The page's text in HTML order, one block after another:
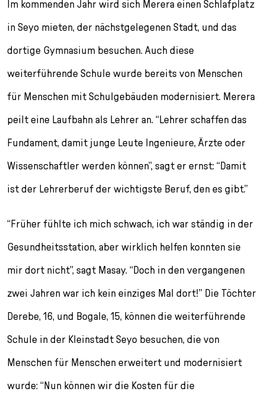
Im kommenden Jahr wird sich Merera einen Schlafplatz
in Seyo mieten, der nächstgelegenen Stadt, und das
dortige Gymnasium besuchen. Auch diese
weiterführende Schule wurde bereits von Menschen
für Menschen mit Schulgebäuden modernisiert. Merera
peilt eine Laufbahn als Lehrer an. “Lehrer schaffen das
Fundament, damit junge Leute Ingenieure, Ärzte oder
Wissenschaftler werden können”, sagt er ernst: “Damit
ist der Lehrerberuf der wichtigste Beruf, den es gibt.”
“Früher fühlte ich mich schwach, ich war ständig in der
Gesundheitsstation, aber wirklich helfen konnten sie
mir dort nicht”, sagt Masay. “Doch in den vergangenen
zwei Jahren war ich kein einziges Mal dort!” Die Töchter
Derebe, 16, und Bogale, 15, können die weiterführende
Schule in der Kleinstadt Seyo besuchen, die von
Menschen für Menschen erweitert und modernisiert
wurde: “Nun können wir die Kosten für die